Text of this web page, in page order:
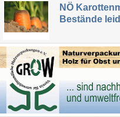
NÖ
Bestände